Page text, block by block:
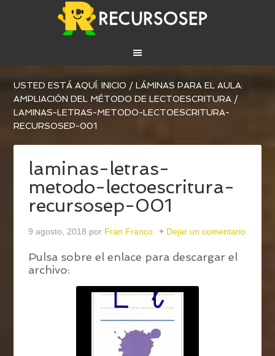
USTED ESTÁ AQUÍ:INICIO / LÁMINAS PARA EL AULA:
AMPLIACIÓN DEL MÉTODO DE LECTOESCRITURA /
LAMINAS-LETRAS-METODO-LECTOESCRITURA-
RECURSOSEP-001
laminas-letras-
metodo-lectoescritura-
recursosep-001
9 agosto, 2018 por Fran Franco Dejar un comentario
Pulsa sobre el enlace para descargar el
archivo: